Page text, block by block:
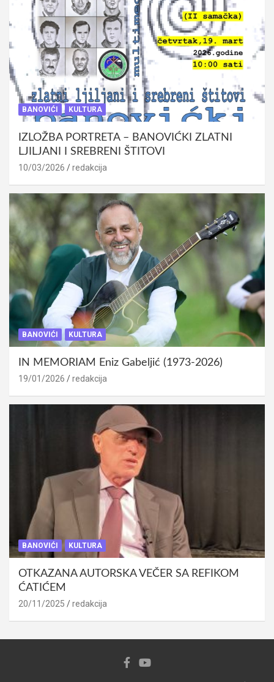
BANOVIĆI KULTURA
IZLOŽBA PORTRETA – BANOVIĆKI ZLATNI
LJILJANI I SREBRENI ŠTITOVI
10/03/2026 redakcija
BANOVIĆI KULTURA
IN MEMORIAM Eniz Gabeljić (1973-2026)
19/01/2026 redakcija
BANOVIĆI KULTURA
OTKAZANA AUTORSKA VEČER SA REFIKOM
ĆATIĆEM
20/11/2025 redakcija